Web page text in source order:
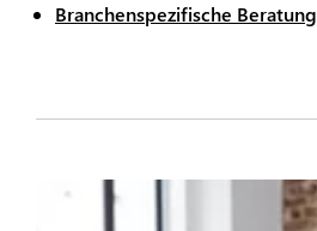
Branchenspezifische Beratung